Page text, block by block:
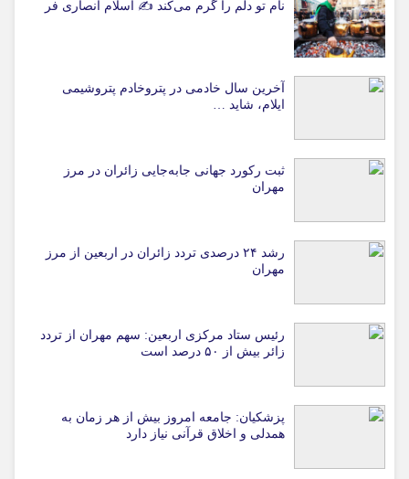
نام تو دلم را گرم می‌کند ✍️ اسلام انصاری فر
آخرین سال خادمی در پتروخادم پتروشیمی
ایلام، شاید …
ثبت رکورد جهانی جابه‌جایی زائران در مرز
مهران
رشد ۲۴ درصدی تردد زائران در اربعین از مرز
مهران
رئیس ستاد مرکزی اربعین: سهم مهران از تردد
زائر بیش از ۵۰ درصد است
پزشکیان: جامعه امروز بیش از هر زمان به
همدلی و اخلاق قرآنی نیاز دارد